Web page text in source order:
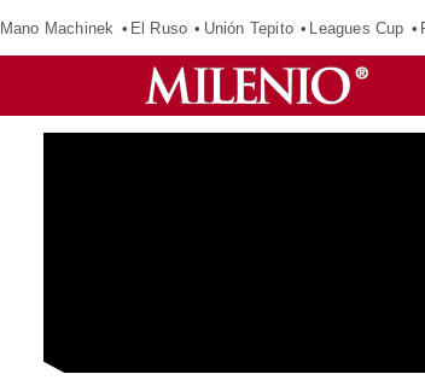
Mano Machinek El Ruso Unión Tepito Leagues Cup